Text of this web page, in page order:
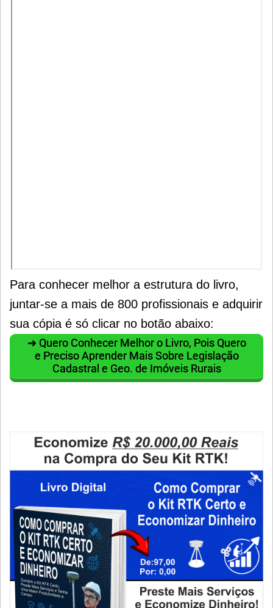
Para conhecer melhor a estrutura do livro,
juntar-se a mais de 800 profissionais e adquirir
sua cópia é só clicar no botão abaixo:
➜ Quero Conhecer Melhor o Livro, Pois Quero
e Preciso Aprender Mais Sobre Legislação
Cadastral e Geo. de Imóveis Rurais